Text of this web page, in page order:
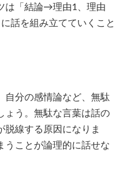
は「結論→理由1、理由
話を組み立てていくこと
自分の感情論など、無駄
ょう。無駄な言葉は話の
脱線する原因になりま
うことが論理的に話せな